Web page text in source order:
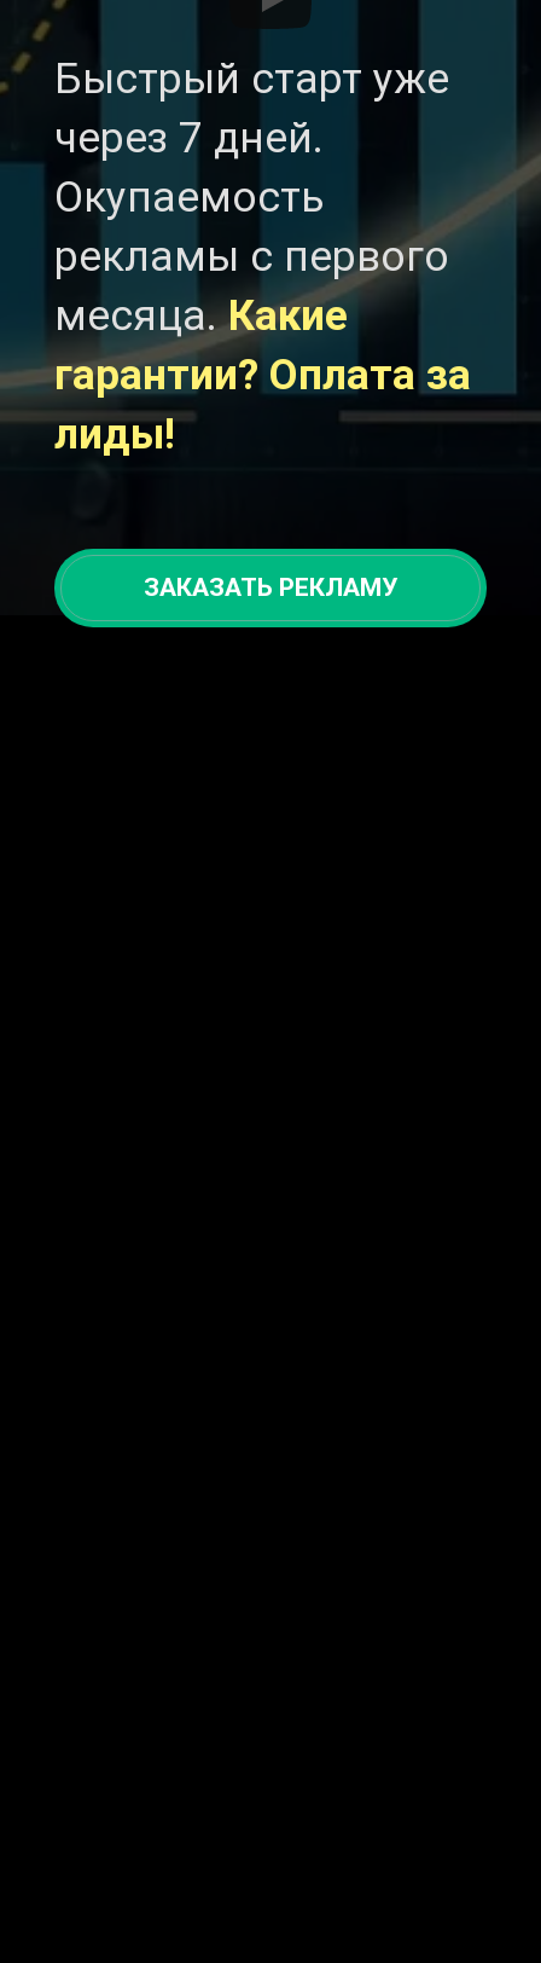
Быстрый старт уже
через 7 дней.
Окупаемость
рекламы с первого
месяца. Какие
гарантии? Оплата за
лиды!
ЗАКАЗАТЬ РЕКЛАМУ